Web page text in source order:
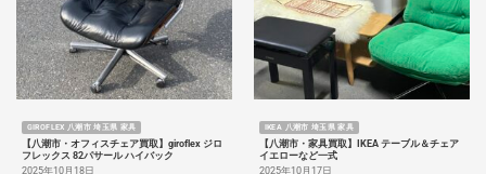
GIROFLEX 八潮市 埼玉県 家具
【八潮市・オフィスチェア買取】giroflex ジロ
フレックス 82パサール ハイバック
2025年10月18日
IKEA 八潮市 埼玉県 家具
【八潮市・家具買取】IKEA テーブル＆チェア
イエローなど一式
2025年10月17日